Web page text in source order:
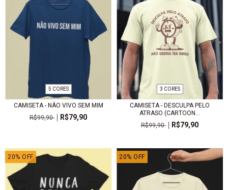
5 CORES
CAMISETA - NÃO VIVO SEM MIM
R$99,90
R$79,90
3 CORES
CAMISETA - DESCULPA PELO
ATRASO (CARTOON...
R$99,90
R$79,90
20% OFF 20% OFF